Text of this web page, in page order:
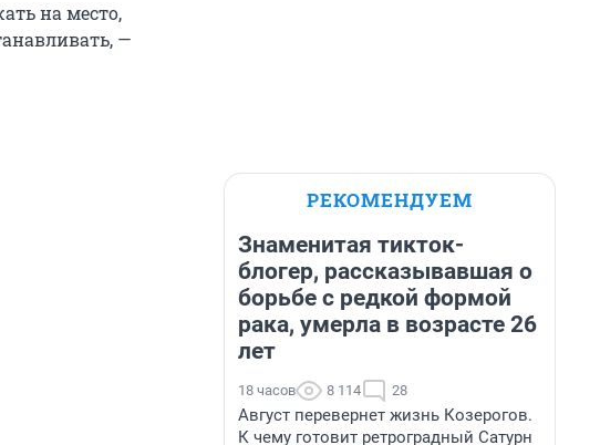
на место,
—
РЕКОМЕНДУЕМ
Знаменитая тикток-
блогер, рассказывавшая о
борьбе с редкой формой
рака, умерла в возрасте 26
лет
18 часов 8 114 28
Август перевернет жизнь Козерогов.
К чему готовит ретроградный Сатурн